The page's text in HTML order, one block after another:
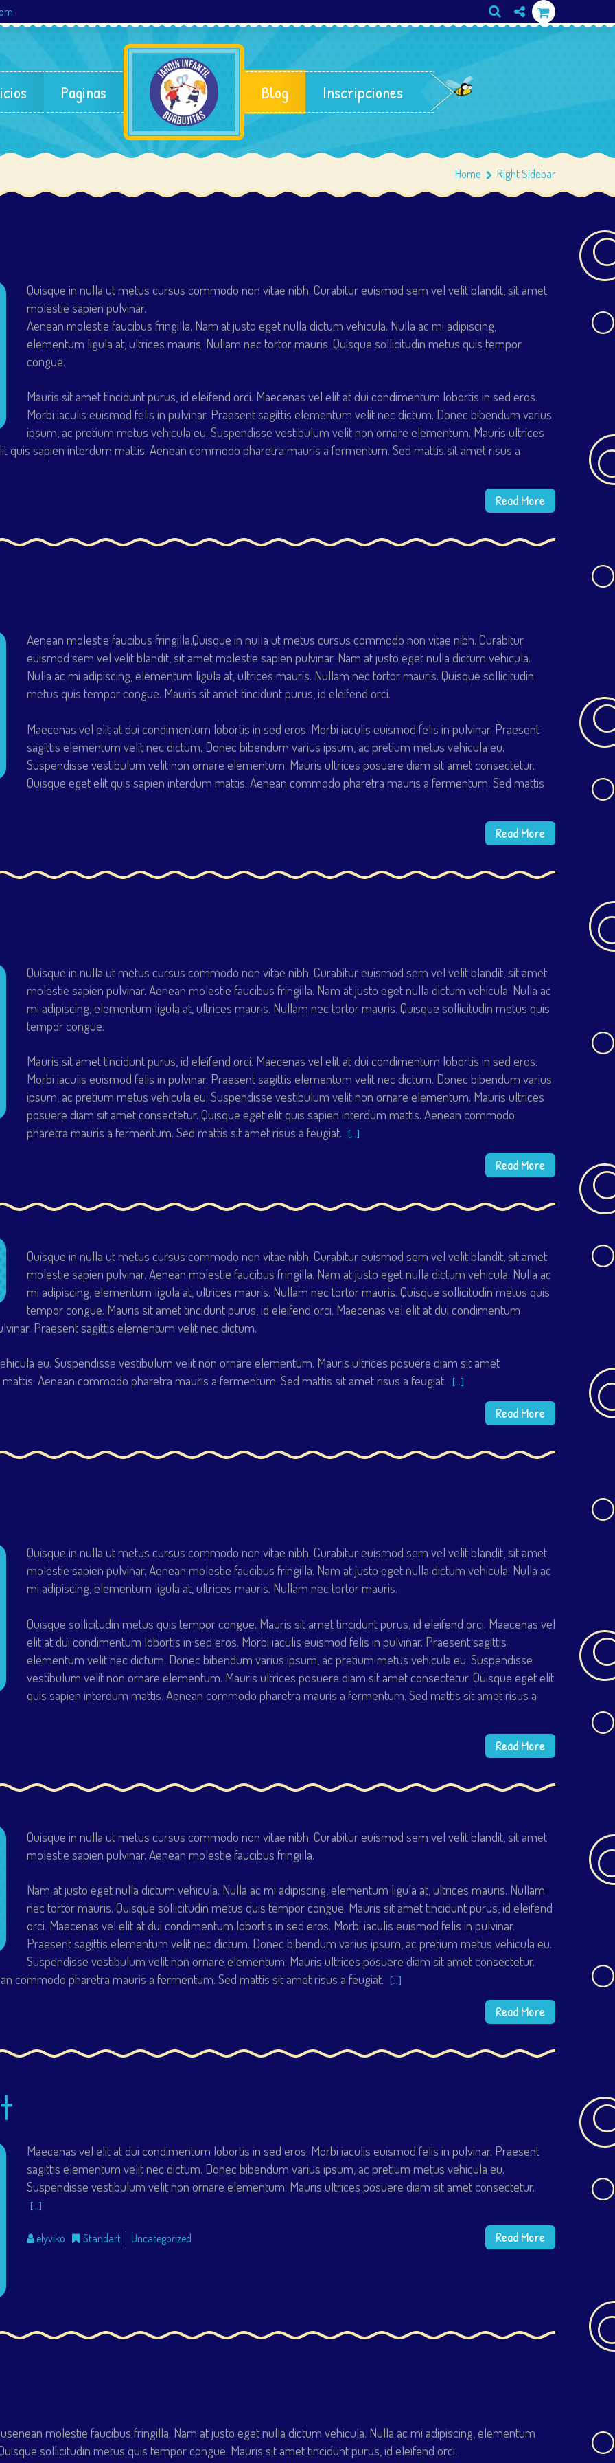
Paginas Blog Inscripciones
Home Right Sidebar
Quisque in nulla ut metus cursus commodo non vitae nibh. Curabitur euismod sem vel velit blandit, sit amet
molestie sapien pulvinar.
Aenean molestie faucibus fringilla. Nam at justo eget nulla dictum vehicula. Nulla ac mi adipiscing,
elementum ligula at, ultrices mauris. Nullam nec tortor mauris. Quisque sollicitudin metus quis tempor
congue.
Mauris sit amet tincidunt purus, id eleifend orci. Maecenas vel elit at dui condimentum lobortis in sed eros.
Morbi iaculis euismod felis in pulvinar. Praesent sagittis elementum velit nec dictum. Donec bibendum varius
ipsum, ac pretium metus vehicula eu. Suspendisse vestibulum velit non ornare elementum. Mauris ultrices
quis sapien interdum mattis. Aenean commodo pharetra mauris a fermentum. Sed mattis sit amet risus a
Read More
Aenean molestie faucibus fringilla.Quisque in nulla ut metus cursus commodo non vitae nibh. Curabitur
euismod sem vel velit blandit, sit amet molestie sapien pulvinar. Nam at justo eget nulla dictum vehicula.
Nulla ac mi adipiscing, elementum ligula at, ultrices mauris. Nullam nec tortor mauris. Quisque sollicitudin
metus quis tempor congue. Mauris sit amet tincidunt purus, id eleifend orci.
Maecenas vel elit at dui condimentum lobortis in sed eros. Morbi iaculis euismod felis in pulvinar. Praesent
sagittis elementum velit nec dictum. Donec bibendum varius ipsum, ac pretium metus vehicula eu.
Suspendisse vestibulum velit non ornare elementum. Mauris ultrices posuere diam sit amet consectetur.
Quisque eget elit quis sapien interdum mattis. Aenean commodo pharetra mauris a fermentum. Sed mattis
Read More
Quisque in nulla ut metus cursus commodo non vitae nibh. Curabitur euismod sem vel velit blandit, sit amet
molestie sapien pulvinar. Aenean molestie faucibus fringilla. Nam at justo eget nulla dictum vehicula. Nulla ac
mi adipiscing, elementum ligula at, ultrices mauris. Nullam nec tortor mauris. Quisque sollicitudin metus quis
tempor congue.
Mauris sit amet tincidunt purus, id eleifend orci. Maecenas vel elit at dui condimentum lobortis in sed eros.
Morbi iaculis euismod felis in pulvinar. Praesent sagittis elementum velit nec dictum. Donec bibendum varius
ipsum, ac pretium metus vehicula eu. Suspendisse vestibulum velit non ornare elementum. Mauris ultrices
posuere diam sit amet consectetur. Quisque eget elit quis sapien interdum mattis. Aenean commodo
pharetra mauris a fermentum. Sed mattis sit amet risus a feugiat. […]
Read More
Quisque in nulla ut metus cursus commodo non vitae nibh. Curabitur euismod sem vel velit blandit, sit amet
molestie sapien pulvinar. Aenean molestie faucibus fringilla. Nam at justo eget nulla dictum vehicula. Nulla ac
mi adipiscing, elementum ligula at, ultrices mauris. Nullam nec tortor mauris. Quisque sollicitudin metus quis
tempor congue. Mauris sit amet tincidunt purus, id eleifend orci. Maecenas vel elit at dui condimentum
Praesent sagittis elementum velit nec dictum.
eu. Suspendisse vestibulum velit non ornare elementum. Mauris ultrices posuere diam sit amet
Aenean commodo pharetra mauris a fermentum. Sed mattis sit amet risus a feugiat. […]
Read More
Quisque in nulla ut metus cursus commodo non vitae nibh. Curabitur euismod sem vel velit blandit, sit amet
molestie sapien pulvinar. Aenean molestie faucibus fringilla. Nam at justo eget nulla dictum vehicula. Nulla ac
mi adipiscing, elementum ligula at, ultrices mauris. Nullam nec tortor mauris.
Quisque sollicitudin metus quis tempor congue. Mauris sit amet tincidunt purus, id eleifend orci. Maecenas vel
elit at dui condimentum lobortis in sed eros. Morbi iaculis euismod felis in pulvinar. Praesent sagittis
elementum velit nec dictum. Donec bibendum varius ipsum, ac pretium metus vehicula eu. Suspendisse
vestibulum velit non ornare elementum. Mauris ultrices posuere diam sit amet consectetur. Quisque eget elit
quis sapien interdum mattis. Aenean commodo pharetra mauris a fermentum. Sed mattis sit amet risus a
Read More
Quisque in nulla ut metus cursus commodo non vitae nibh. Curabitur euismod sem vel velit blandit, sit amet
molestie sapien pulvinar. Aenean molestie faucibus fringilla.
Nam at justo eget nulla dictum vehicula. Nulla ac mi adipiscing, elementum ligula at, ultrices mauris. Nullam
nec tortor mauris. Quisque sollicitudin metus quis tempor congue. Mauris sit amet tincidunt purus, id eleifend
orci. Maecenas vel elit at dui condimentum lobortis in sed eros. Morbi iaculis euismod felis in pulvinar.
Praesent sagittis elementum velit nec dictum. Donec bibendum varius ipsum, ac pretium metus vehicula eu.
Suspendisse vestibulum velit non ornare elementum. Mauris ultrices posuere diam sit amet consectetur.
commodo pharetra mauris a fermentum. Sed mattis sit amet risus a feugiat. […]
Read More
Maecenas vel elit at dui condimentum lobortis in sed eros. Morbi iaculis euismod felis in pulvinar. Praesent
sagittis elementum velit nec dictum. Donec bibendum varius ipsum, ac pretium metus vehicula eu.
Suspendisse vestibulum velit non ornare elementum. Mauris ultrices posuere diam sit amet consectetur.
[…]
elyviko Standart Uncategorized Read More
molestie faucibus fringilla. Nam at justo eget nulla dictum vehicula. Nulla ac mi adipiscing, elementum
sollicitudin metus quis tempor congue. Mauris sit amet tincidunt purus, id eleifend orci.